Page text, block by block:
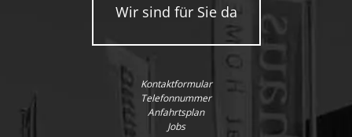
Wir sind für Sie da
Kontaktformular
Telefonnummer
Anfahrtsplan
Jobs